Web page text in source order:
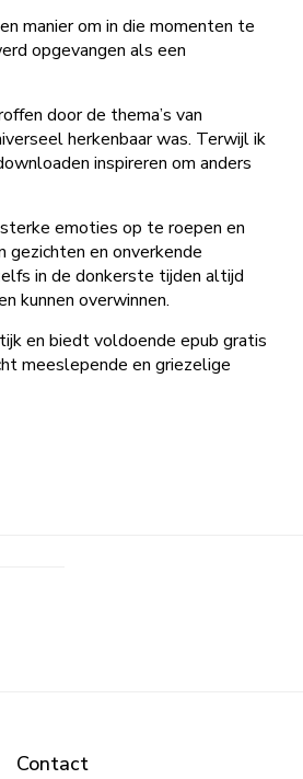
manier om in die momenten te
opgevangen als een
door de thema’s van
herkenbaar was. Terwijl ik
inspireren om anders
emoties op te roepen en
gezichten en onverkende
in de donkerste tijden altijd
kunnen overwinnen.
en biedt voldoende epub gratis
meeslepende en griezelige
Contact